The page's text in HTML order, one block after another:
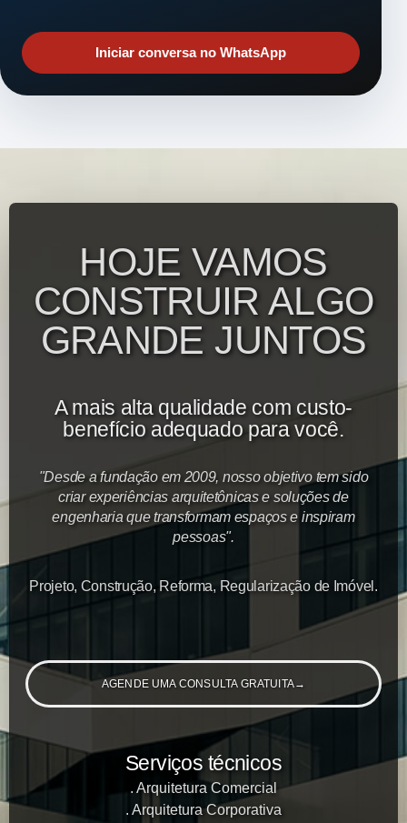
Iniciar conversa no WhatsApp
HOJE VAMOS
CONSTRUIR ALGO
GRANDE JUNTOS
A mais alta qualidade com custo-
benefício adequado para você.
"Desde a fundação em 2009, nosso objetivo tem sido
criar experiências arquitetônicas e soluções de
engenharia que transformam espaços e inspiram
pessoas".
Projeto, Construção, Reforma, Regularização de Imóvel.
AGENDE UMA CONSULTA GRATUITA→
Serviços técnicos
Arquitetura Comercial
Arquitetura Corporativa